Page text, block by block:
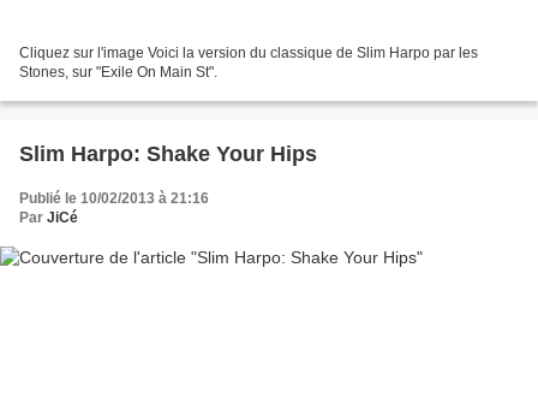
Cliquez sur l'image Voici la version du classique de Slim Harpo par les
Stones, sur "Exile On Main St".
Slim Harpo: Shake Your Hips
Publié le 10/02/2013 à 21:16
Par JiCé